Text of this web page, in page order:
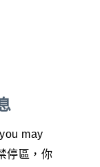
may
停區，你